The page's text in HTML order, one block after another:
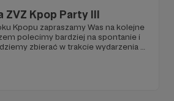
ZVZ Kpop Party III
Kpopu zapraszamy Was na kolejne
polecimy bardziej na spontanie i
zbierać w trakcie wydarzenia –